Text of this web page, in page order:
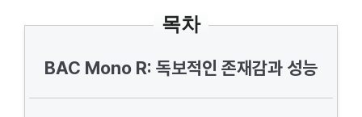
목차
BAC Mono R: 독보적인 존재감과 성능